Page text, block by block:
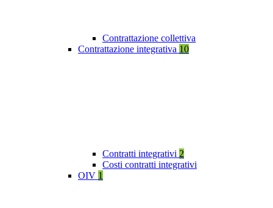
Contrattazione collettiva
Contrattazione integrativa 10
Contratti integrativi 2
Costi contratti integrativi
OIV 1